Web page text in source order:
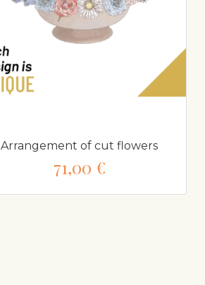
Arrangement of cut flowers
71,00 €